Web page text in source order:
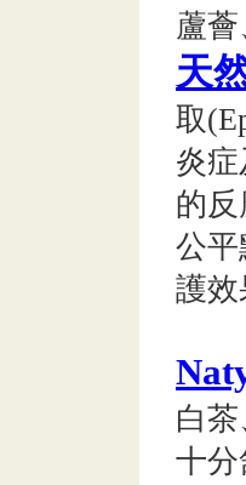
蘆
天
取
炎
的
公
護效
白
十